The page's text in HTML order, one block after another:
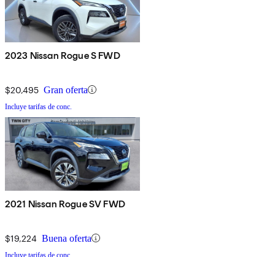
2023 Nissan Rogue S FWD
$20,495 Gran oferta
Incluye tarifas de conc.
2021 Nissan Rogue SV FWD
$19,224 Buena oferta
Incluye tarifas de conc.